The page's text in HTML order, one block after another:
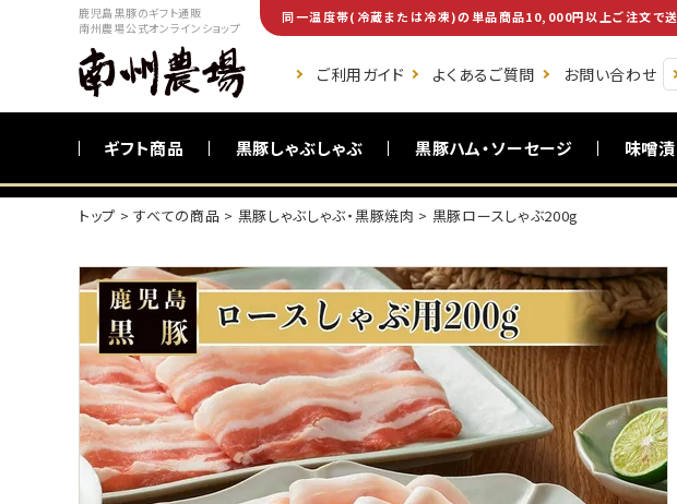
鹿児島黒豚のギフト通販
南州農場公式オンラインショップ
同一温度帯(冷蔵または冷凍)の単品商品10,000円以上ご注文で送
ご利用ガイド よくあるご質問 お問い合わせ
ギフト商品 黒豚しゃぶしゃぶ 黒豚ハム・ソーセージ 味噌
トップ すべての商品 黒豚しゃぶしゃぶ・黒豚焼肉 黒豚ロースしゃぶ200g